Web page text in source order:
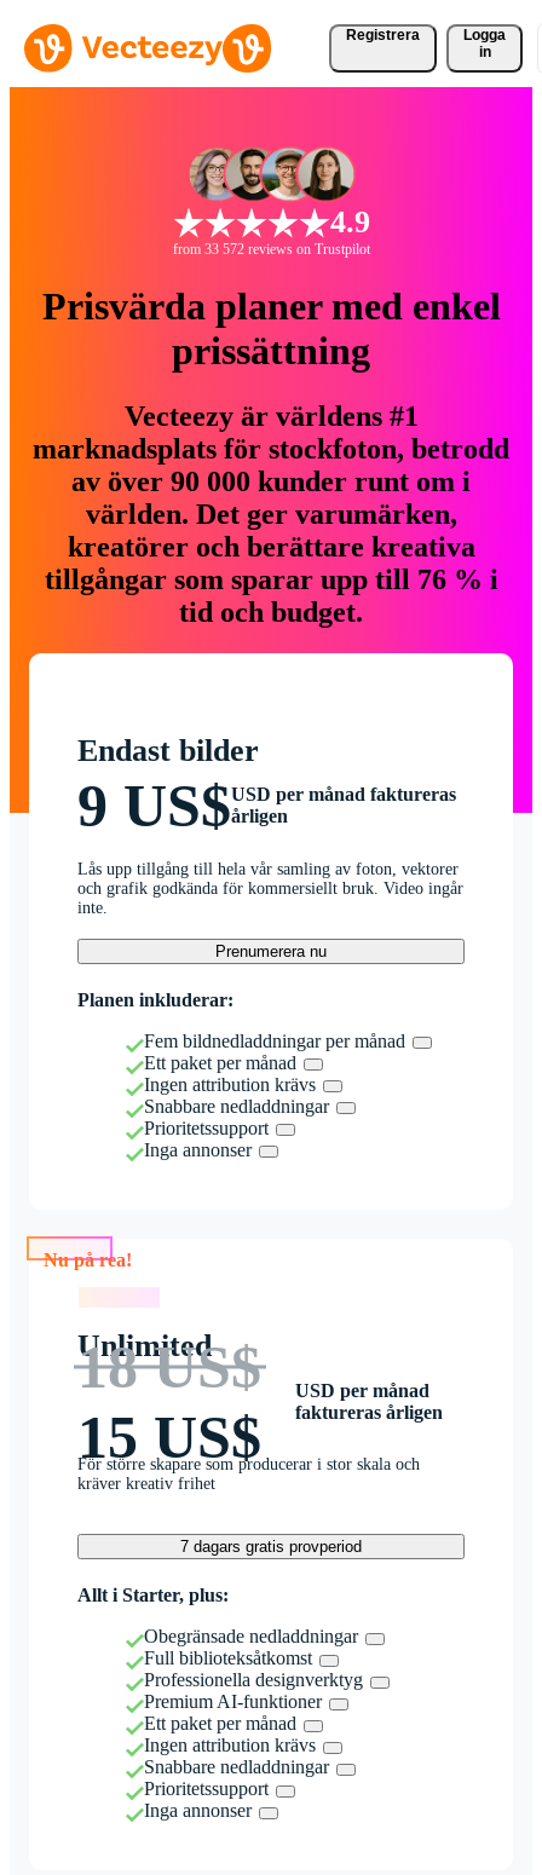
Registrera
Logga
in
4.9
from 33 572 reviews on Trustpilot
Prisvärda planer med enkel
prissättning
Vecteezy är världens #1
marknadsplats för stockfoton, betrodd
av över 90 000 kunder runt om i
världen. Det ger varumärken,
kreatörer och berättare kreativa
tillgångar som sparar upp till 76 % i
tid och budget.
Endast bilder
9 US$USD per månad faktureras
årligen
Lås upp tillgång till hela vår samling av foton, vektorer
och grafik godkända för kommersiellt bruk. Video ingår
inte.
Prenumerera nu
Planen inkluderar:
Fem bildnedladdningar per månad
Ett paket per månad
Ingen attribution krävs
Snabbare nedladdningar
Prioritetssupport
Inga annonser
Nu på rea!
Unlimited
18 US$
15 US$
USD per månad
faktureras årligen
För större skapare som producerar i stor skala och
kräver kreativ frihet
7 dagars gratis provperiod
Allt i Starter, plus:
Obegränsade nedladdningar
Full biblioteksåtkomst
Professionella designverktyg
Premium AI-funktioner
Ett paket per månad
Ingen attribution krävs
Snabbare nedladdningar
Prioritetssupport
Inga annonser